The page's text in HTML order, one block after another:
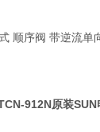
顺序阀 带逆流单
912N原装SUN